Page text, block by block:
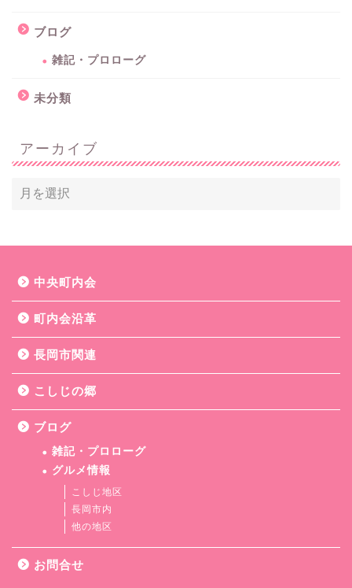
ブログ
雑記・プロローグ
未分類
アーカイブ
中央町内会
町内会沿革
長岡市関連
こしじの郷
ブログ
雑記・プロローグ
グルメ情報
こしじ地区
長岡市内
他の地区
お問合せ